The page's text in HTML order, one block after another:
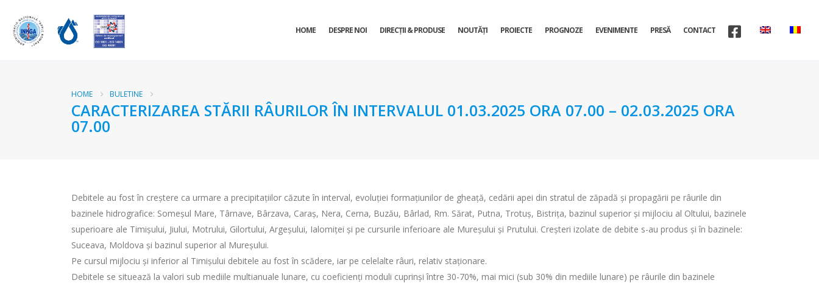
HOME DESPRE NOI DIRECŢII & PRODUSE NOUTĂȚI PROIECTE PROGNOZE EVENIMENTE PRESĂ CONTACT
HOME BULETINE
CARACTERIZAREA STĂRII RÂURILOR ÎN INTERVALUL 01.03.2025 ORA 07.00 – 02.03.2025 ORA
07.00
Debitele au fost în creştere ca urmare a precipitațiilor căzute în interval, evoluției formațiunilor de gheață, cedării apei din stratul de zăpadă și propagării pe râurile din
bazinele hidrografice: Someșul Mare, Târnave, Bârzava, Caraș, Nera, Cerna, Buzău, Bârlad, Rm. Sărat, Putna, Trotuș, Bistrița, bazinul superior și mijlociu al Oltului, bazinele
superioare ale Timișului, Jiului, Motrului, Gilortului, Argeșului, Ialomiței și pe cursurile inferioare ale Mureșului și Prutului. Creșteri izolate de debite s-au produs și în bazinele:
Suceava, Moldova și bazinul superior al Mureșului.
Pe cursul mijlociu și inferior al Timișului debitele au fost în scădere, iar pe celelalte râuri, relativ staționare.
Debitele se situează la valori sub mediile multianuale lunare, cu coeficienți moduli cuprinși între 30-70%, mai mici (sub 30% din mediile lunare) pe râurile din bazinele